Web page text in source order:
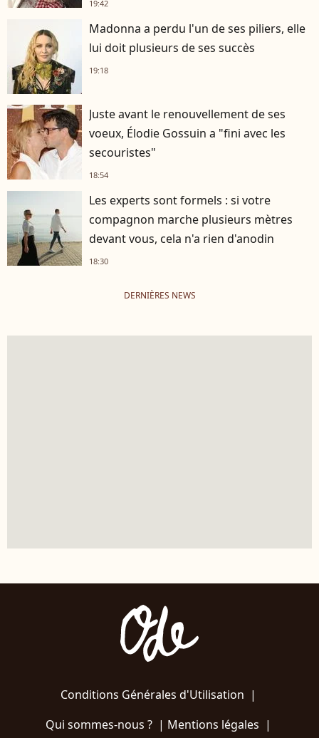
19:42
Madonna a perdu l'un de ses piliers, elle
lui doit plusieurs de ses succès
19:18
Juste avant le renouvellement de ses
voeux, Élodie Gossuin a "fini avec les
secouristes"
18:54
Les experts sont formels : si votre
compagnon marche plusieurs mètres
devant vous, cela n'a rien d'anodin
18:30
DERNIÈRES NEWS
Conditions Générales d'Utilisation |
Qui sommes-nous ?| Mentions légales |